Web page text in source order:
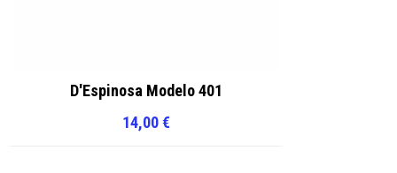
D'Espinosa Modelo 401
14,00€